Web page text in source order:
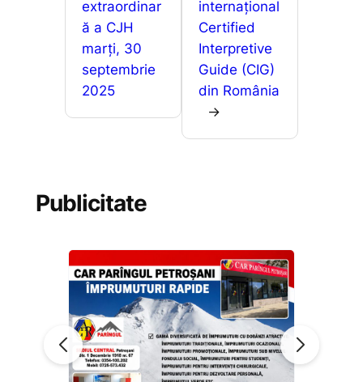
extraordinar
ă a CJH
marți, 30
septembrie
2025
internațional
Certified
Interpretive
Guide (CIG)
din România
→
Publicitate